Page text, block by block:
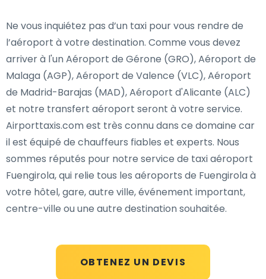
OBTENEZ UN DEVIS
Ne vous inquiétez pas d’un taxi pour vous rendre de
l’aéroport à votre destination. Comme vous devez
arriver à l'un Aéroport de Gérone (GRO), Aéroport de
Malaga (AGP), Aéroport de Valence (VLC), Aéroport
de Madrid-Barajas (MAD), Aéroport d'Alicante (ALC)
et notre transfert aéroport seront à votre service.
Airporttaxis.com est très connu dans ce domaine car
il est équipé de chauffeurs fiables et experts. Nous
sommes réputés pour notre service de taxi aéroport
Fuengirola, qui relie tous les aéroports de Fuengirola à
votre hôtel, gare, autre ville, événement important,
centre-ville ou une autre destination souhaitée.